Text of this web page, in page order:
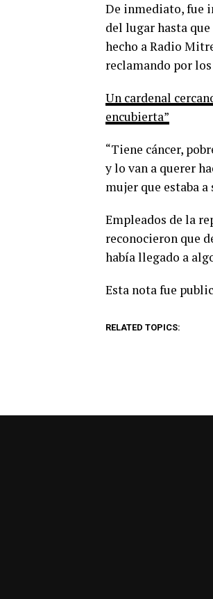
De inmediato, fue
del lugar hasta
hecho a Radio
reclamando por
Un cardenal
encubierta”
“Tiene cáncer,
y lo van a querer
mujer que estaba a
Empleados de la
reconocieron que
había llegado a
Esta nota fue
RELATED TOPICS: